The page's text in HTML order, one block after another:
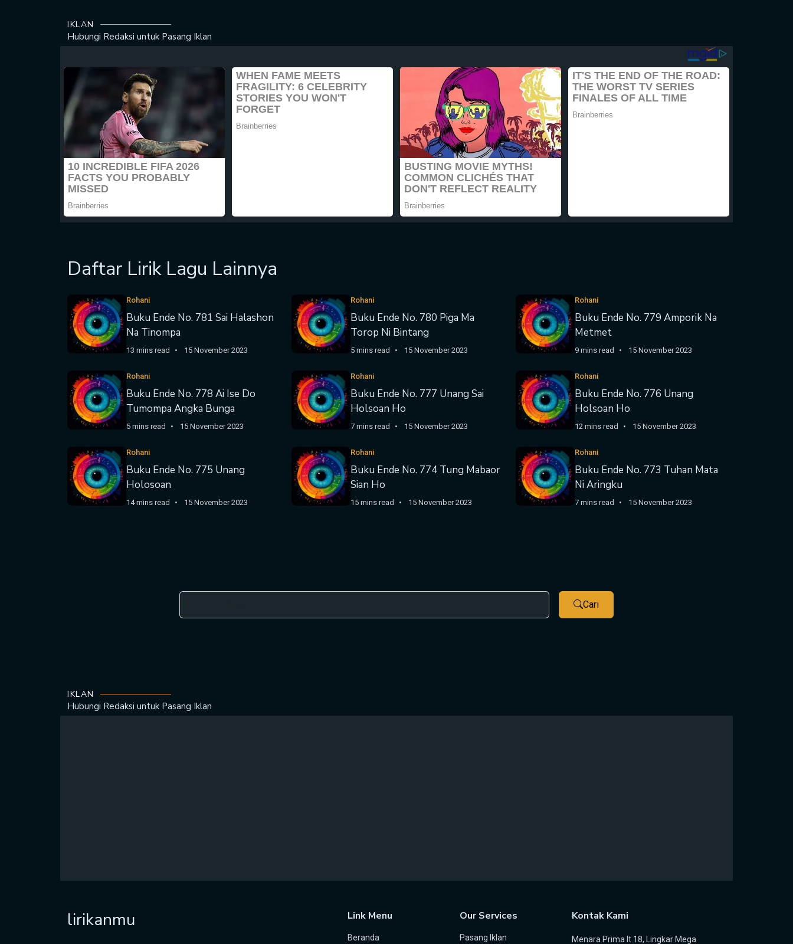
IKLAN
Hubungi Redaksi untuk Pasang Iklan
Daftar Lirik Lagu Lainnya
Rohani
Buku Ende No. 781 Sai Halashon
Na Tinompa
13 mins read 15 November 2023
Rohani
Buku Ende No. 780 Piga Ma
Torop Ni Bintang
5 mins read 15 November 2023
Rohani
Buku Ende No. 779 Amporik Na
Metmet
9 mins read 15 November 2023
Rohani
Buku Ende No. 778 Ai Ise Do
Tumompa Angka Bunga
5 mins read 15 November 2023
Rohani
Buku Ende No. 777 Unang Sai
Holsoan Ho
7 mins read 15 November 2023
Rohani
Buku Ende No. 776 Unang
Holsoan Ho
12 mins read 15 November 2023
Rohani
Buku Ende No. 775 Unang
Holosoan
14 mins read 15 November 2023
Rohani
Buku Ende No. 774 Tung Mabaor
Sian Ho
15 mins read 15 November 2023
Rohani
Buku Ende No. 773 Tuhan Mata
Ni Aringku
7 mins read 15 November 2023
Cari
IKLAN
Hubungi Redaksi untuk Pasang Iklan
lirikanmu Link Menu
Beranda
Our Services
Pasang Iklan
Kontak Kami
Menara Prima lt 18, Lingkar Mega